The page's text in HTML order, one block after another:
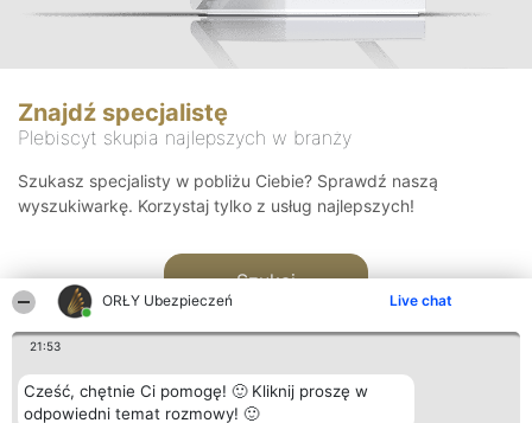
ORŁY Ubezpieczeń Live chat
21:53
Cześć, chętnie Ci pomogę! 🙂 Kliknij proszę w
odpowiedni temat rozmowy! 🙂
Znajdź specjalistę
Plebiscyt skupia najlepszych w branży
Szukasz specjalisty w pobliżu Ciebie? Sprawdź naszą
wyszukiwarkę. Korzystaj tylko z usług najlepszych!
Szukaj